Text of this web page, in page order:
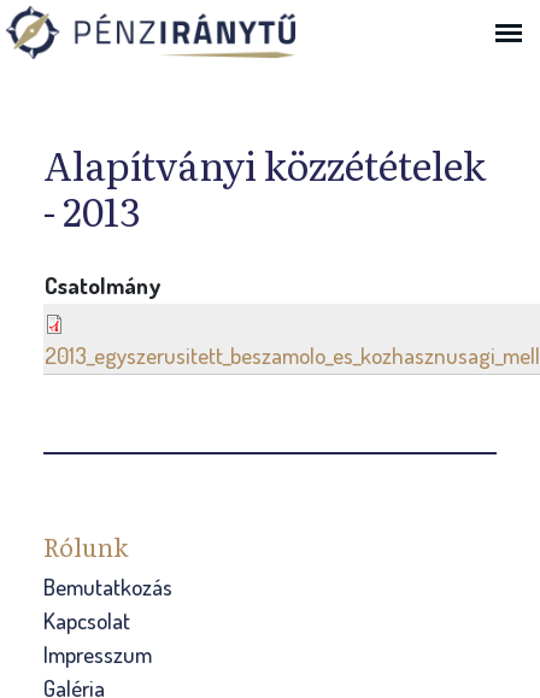
Ugrás a navigációhoz
Alapítványi közzétételek
- 2013
Csatolmány
Rólunk
Bemutatkozás
Kapcsolat
Impresszum
Galéria